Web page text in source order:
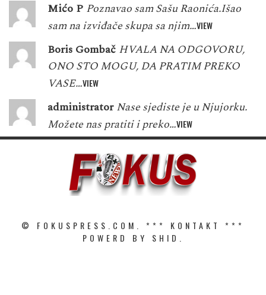
Mićo P Poznavao sam Sašu Raonića.Išao
sam na izviđače skupa sa njim…VIEW
Boris Gombač HVALA NA ODGOVORU,
ONO STO MOGU, DA PRATIM PREKO
VASE…VIEW
administrator Nase sjediste je u Njujorku.
Možete nas pratiti i preko…VIEW
© FOKUSPRESS.COM. *** KONTAKT
***
POWERD BY SHID.